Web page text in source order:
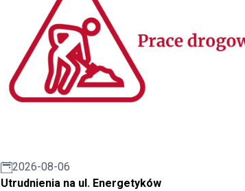
2026-08-06
Utrudnienia na ul. Energetyków